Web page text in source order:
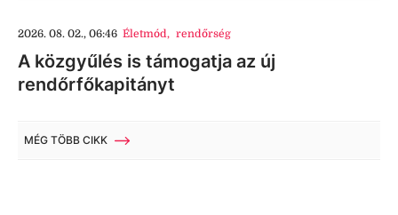
2026. 08. 02., 06:46 Életmód, rendőrség
A közgyűlés is támogatja az új
rendőrfőkapitányt
MÉG TÖBB CIKK